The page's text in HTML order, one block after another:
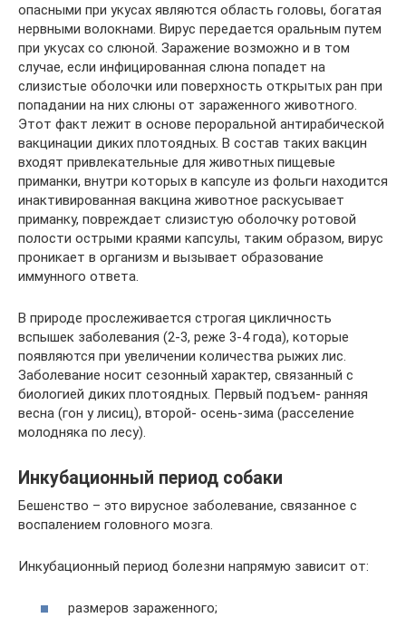
опасными при укусах являются область головы, богатая
нервными волокнами. Вирус передается оральным путем
при укусах со слюной. Заражение возможно и в том
случае, если инфицированная слюна попадет на
слизистые оболочки или поверхность открытых ран при
попадании на них слюны от зараженного животного.
Этот факт лежит в основе пероральной антирабической
вакцинации диких плотоядных. В состав таких вакцин
входят привлекательные для животных пищевые
приманки, внутри которых в капсуле из фольги находится
инактивированная вакцина животное раскусывает
приманку, повреждает слизистую оболочку ротовой
полости острыми краями капсулы, таким образом, вирус
проникает в организм и вызывает образование
иммунного ответа.
В природе прослеживается строгая цикличность
вспышек заболевания (2-3, реже 3-4 года), которые
появляются при увеличении количества рыжих лис.
Заболевание носит сезонный характер, связанный с
биологией диких плотоядных. Первый подъем- ранняя
весна (гон у лисиц), второй- осень-зима (расселение
молодняка по лесу).
Инкубационный период собаки
Бешенство – это вирусное заболевание, связанное с
воспалением головного мозга.
Инкубационный период болезни напрямую зависит от:
размеров зараженного;